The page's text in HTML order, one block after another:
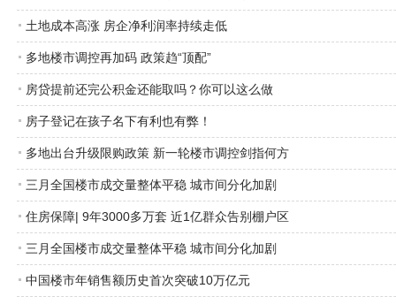
土地成本高涨 房企净利润率持续走低
多地楼市调控再加码 政策趋“顶配”
房贷提前还完公积金还能取吗？你可以这么做
房子登记在孩子名下有利也有弊！
多地出台升级限购政策 新一轮楼市调控剑指何方
三月全国楼市成交量整体平稳 城市间分化加剧
住房保障| 9年3000多万套 近1亿群众告别棚户区
三月全国楼市成交量整体平稳 城市间分化加剧
中国楼市年销售额历史首次突破10万亿元